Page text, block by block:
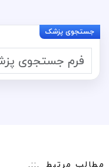
مطالب مرتبط